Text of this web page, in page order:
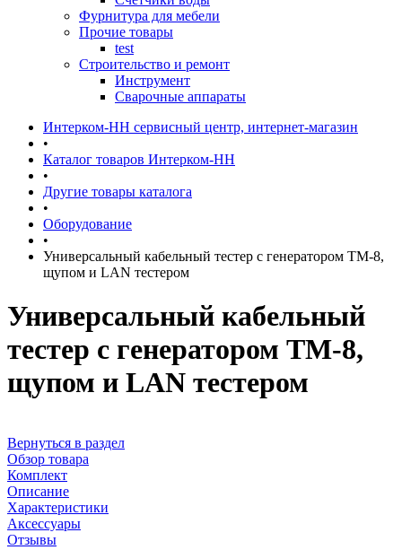
Фурнитура для мебели
Прочие товары
test
Строительство и ремонт
Инструмент
Сварочные аппараты
Интерком-НН сервисный центр, интернет-магазин
•
Каталог товаров Интерком-НН
•
Другие товары каталога
•
Оборудование
•
Универсальный кабельный тестер с генератором TM-8,
щупом и LAN тестером
Универсальный кабельный
тестер с генератором TM-8,
щупом и LAN тестером
Вернуться в раздел
Обзор товара
Комплект
Описание
Характеристики
Аксессуары
Отзывы